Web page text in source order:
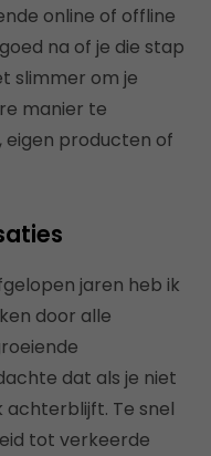
online of offline
na of je die stap
slimmer om je
manier te
eigen producten of
jaren heb ik
door alle
dat als je niet
achterblijft. Te snel
tot verkeerde